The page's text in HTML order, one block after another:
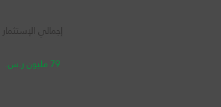
إجمالي الإستثمار
79 مليون ر.س.